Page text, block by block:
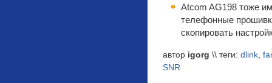
Atcom AG198 тоже
телефонные
скопировать
автор igorg \\ теги: dlink,
SNR